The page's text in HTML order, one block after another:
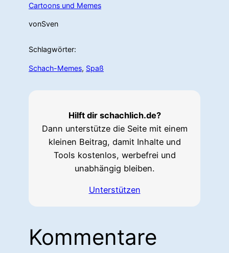
Cartoons und Memes
vonSven
Schlagwörter:
Schach-Memes, Spaß
Hilft dir schachlich.de?
Dann unterstütze die Seite mit einem
kleinen Beitrag, damit Inhalte und
Tools kostenlos, werbefrei und
unabhängig bleiben.
Unterstützen
Kommentare